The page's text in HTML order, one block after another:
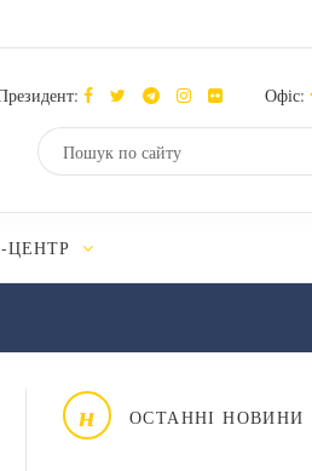
Офіс:
ЦЕНТР
н ОСТАННІ НОВИНИ